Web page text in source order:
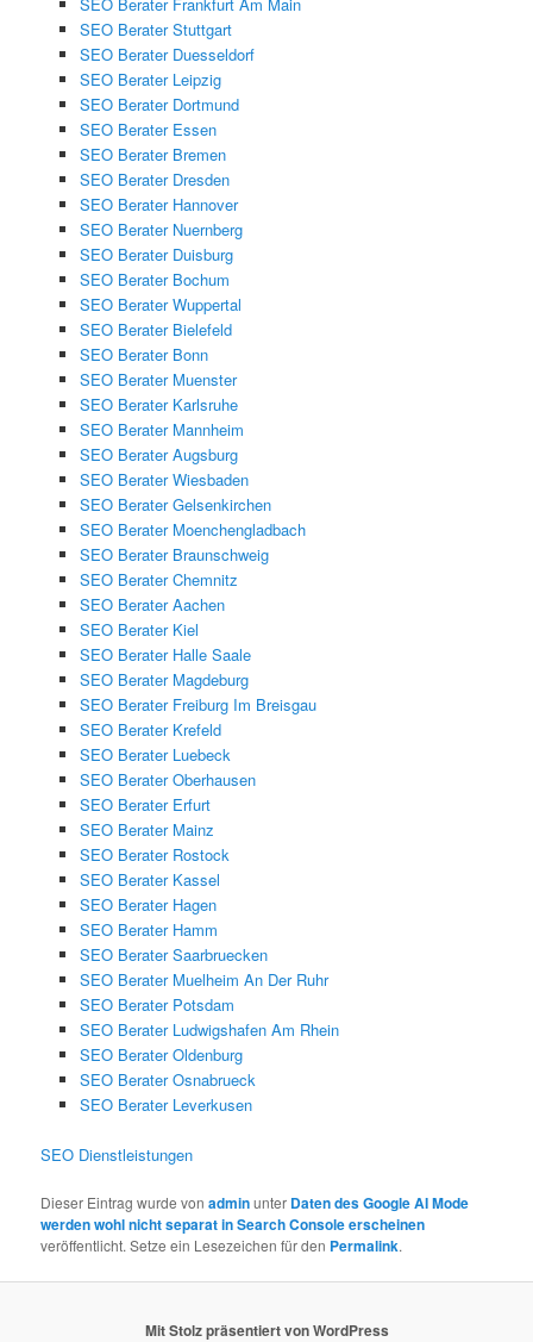
SEO Berater Stuttgart
SEO Berater Duesseldorf
SEO Berater Leipzig
SEO Berater Dortmund
SEO Berater Essen
SEO Berater Bremen
SEO Berater Dresden
SEO Berater Hannover
SEO Berater Nuernberg
SEO Berater Duisburg
SEO Berater Bochum
SEO Berater Wuppertal
SEO Berater Bielefeld
SEO Berater Bonn
SEO Berater Muenster
SEO Berater Karlsruhe
SEO Berater Mannheim
SEO Berater Augsburg
SEO Berater Wiesbaden
SEO Berater Gelsenkirchen
SEO Berater Moenchengladbach
SEO Berater Braunschweig
SEO Berater Chemnitz
SEO Berater Aachen
SEO Berater Kiel
SEO Berater Halle Saale
SEO Berater Magdeburg
SEO Berater Freiburg Im Breisgau
SEO Berater Krefeld
SEO Berater Luebeck
SEO Berater Oberhausen
SEO Berater Erfurt
SEO Berater Mainz
SEO Berater Rostock
SEO Berater Kassel
SEO Berater Hagen
SEO Berater Hamm
SEO Berater Saarbruecken
SEO Berater Muelheim An Der Ruhr
SEO Berater Potsdam
SEO Berater Ludwigshafen Am Rhein
SEO Berater Oldenburg
SEO Berater Osnabrueck
SEO Berater Leverkusen
SEO Dienstleistungen
Dieser Eintrag wurde vonadminunter Daten des Google AI Mode
werden wohl nicht separat in Search Console erscheinen
veröffentlicht. Setze ein Lesezeichen für den Permalink.
Mit Stolz präsentiert von WordPress